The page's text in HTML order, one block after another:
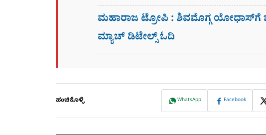
ಮಹಾರಾಜ ಟ್ರೋಪಿ : ಶಿವಮೊಗ್ಗ
ಮ್ಯಾಚ್​ ಡಿಟೇಲ್ಸ್ ಓದಿ
ಹಂಚಿಕೊಳ್ಳಿ WhatsApp Facebook